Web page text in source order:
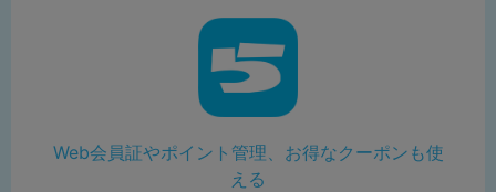
Web会員証やポイント管理、お得なクーポンも使
える